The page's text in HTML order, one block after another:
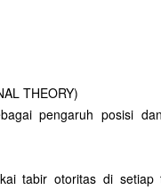
THEORY)
pengaruh posisi
tabir otoritas di